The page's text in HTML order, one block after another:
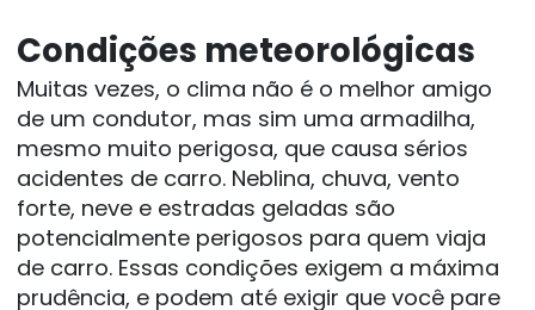
Condições meteorológicas
Muitas vezes, o clima não é o melhor amigo
de um condutor, mas sim uma armadilha,
mesmo muito perigosa, que causa sérios
acidentes de carro. Neblina, chuva, vento
forte, neve e estradas geladas são
potencialmente perigosos para quem viaja
de carro. Essas condições exigem a máxima
prudência, e podem até exigir que você pare